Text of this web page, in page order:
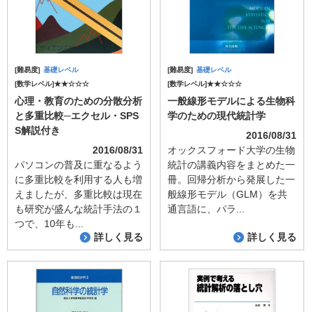
[難易度] 基礎レベル
[数学レベル]★★☆☆☆
心理・教育のための分散分析
と多重比較─エクセル・SPS
S解説付き
2016/08/31
パソコンの普及に重なるよう
に多重比較を利用する人も増
えましたが、多重比較は現在
も研究が盛んな統計手法の１
つで、10年も...
詳しく見る
[難易度] 基礎レベル
[数学レベル]★★☆☆☆
一般線形モデルによる生物科
学のための現代統計学
2016/08/31
オックスフォード大学の生物
統計の講義内容をまとめた一
冊。回帰分析から発展した一
般線形モデル（GLM）を共
通言語に、パラ...
詳しく見る